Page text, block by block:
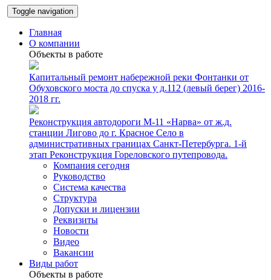
Toggle navigation
Главная
О компании
Объекты в работе
Капитальный ремонт набережной реки Фонтанки от
Обуховского моста до спуска у д.112 (левый берег) 2016-
2018 гг.
Реконструкция автодороги М-11 «Нарва» от ж.д.
станции Лигово до г. Красное Село в
административных границах Санкт-Петербурга. 1-й
этап Реконструкция Гореловского путепровода.
Компания сегодня
Руководство
Система качества
Структура
Допуски и лицензии
Реквизиты
Новости
Видео
Вакансии
Виды работ
Объекты в работе